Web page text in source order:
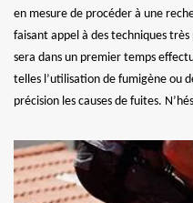
en mesure de procéder à une
faisant appel à des techniques
sera dans un premier temps
telles l’utilisation de fumigène ou
précision les causes de fuites.